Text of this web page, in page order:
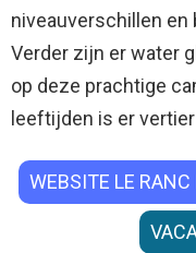
niveauverschillen en
Verder zijn er water
op deze prachtige
leeftijden is er
WEBSITE LE RANC